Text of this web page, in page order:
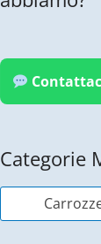
Categorie